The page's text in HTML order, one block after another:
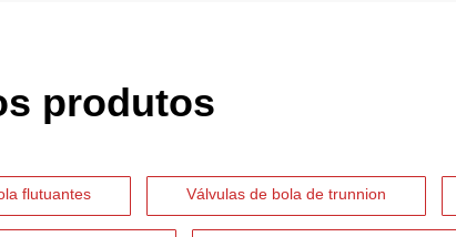
produtos
flutuantes Válvulas de bola de trunnion